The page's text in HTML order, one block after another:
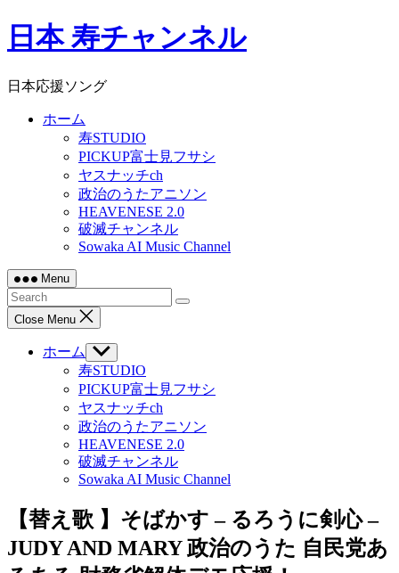
Skip
to日本 寿チャンネル
日本応援ソング
ホーム
寿STUDIO
PICKUP富士見フサシ
ヤスナッチch
政治のうたアニソン
HEAVENESE 2.0
破滅チャンネル
Sowaka AI Music Channel
Menu
Close Menu
ホーム
Show
sub
menu
寿STUDIO
PICKUP富士見フサシ
ヤスナッチch
政治のうたアニソン
HEAVENESE 2.0
破滅チャンネル
Sowaka AI Music Channel
【替え歌 】そばかす – るろうに剣心 –
JUDY AND MARY 政治のうた 自民党あ